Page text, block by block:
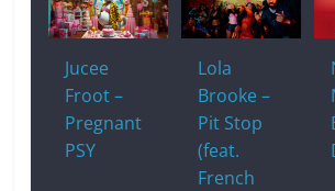
Jucee
Froot –
Pregnant
PSY
Lola
Brooke –
Pit Stop
(feat.
French